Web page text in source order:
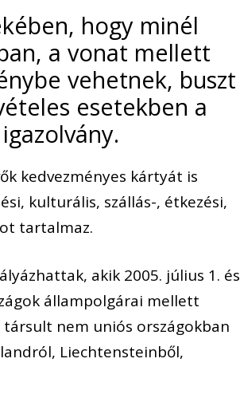
hogy minél
a vonat mellett
vehetnek, buszt
esetekben a
kedvezményes kártyát is
kulturális, szállás-, étkezési,
tartalmaz.
akik 2005. július 1. és
állampolgárai mellett
nem uniós országokban
Liechtensteinből,